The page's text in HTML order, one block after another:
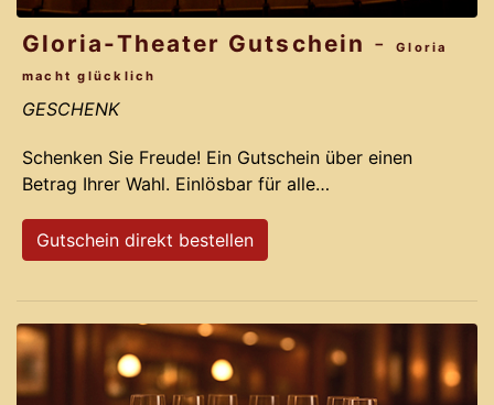
Gloria-Theater Gutschein -Gloria
macht glücklich
GESCHENK
Schenken Sie Freude! Ein Gutschein über einen
Betrag Ihrer Wahl. Einlösbar für alle
Gutschein direkt bestellen